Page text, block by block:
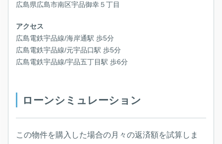
広島県広島市南区宇品御幸５丁目
アクセス
広島電鉄宇品線/海岸通駅 歩5分
広島電鉄宇品線/元宇品口駅 歩5分
広島電鉄宇品線/宇品五丁目駅 歩6分
ローンシミュレーション
この物件を購入した場合の月々の返済額を試算しま